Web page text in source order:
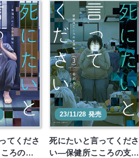
てくださ
ろの…
23/11/28 発売
死にたいと言ってくださ
い―保健所こころの支…